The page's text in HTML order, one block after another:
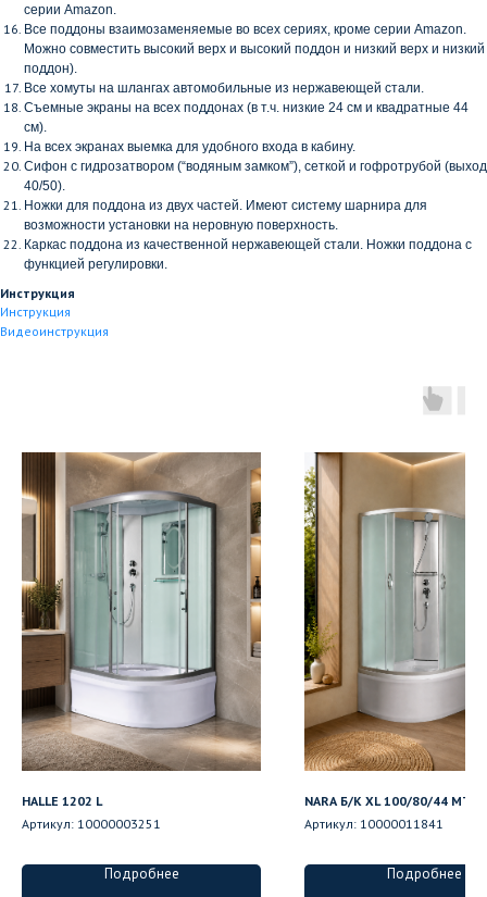
серии Amazon.
Все поддоны взаимозаменяемые во всех сериях, кроме серии Amazon.
Можно совместить высокий верх и высокий поддон и низкий верх и низкий
поддон).
Все хомуты на шлангах автомобильные из нержавеющей стали.
Съемные экраны на всех поддонах (в т.ч. низкие 24 см и квадратные 44
см).
На всех экранах выемка для удобного входа в кабину.
Сифон с гидрозатвором (“водяным замком”), сеткой и гофротрубой (выход
40/50).
Ножки для поддона из двух частей. Имеют систему шарнира для
возможности установки на неровную поверхность.
Каркас поддона из качественной нержавеющей стали. Ножки поддона с
функцией регулировки.
Инструкция
Инструкция
Видеоинструкция
HALLE 1202 L
Артикул: 10000003251
Подробнее
NARA Б/К XL 100/80/44 MT R
Артикул: 10000011841
Подробнее